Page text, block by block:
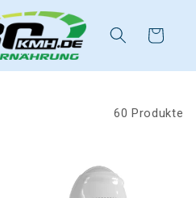
Warenkorb
60 Produkte